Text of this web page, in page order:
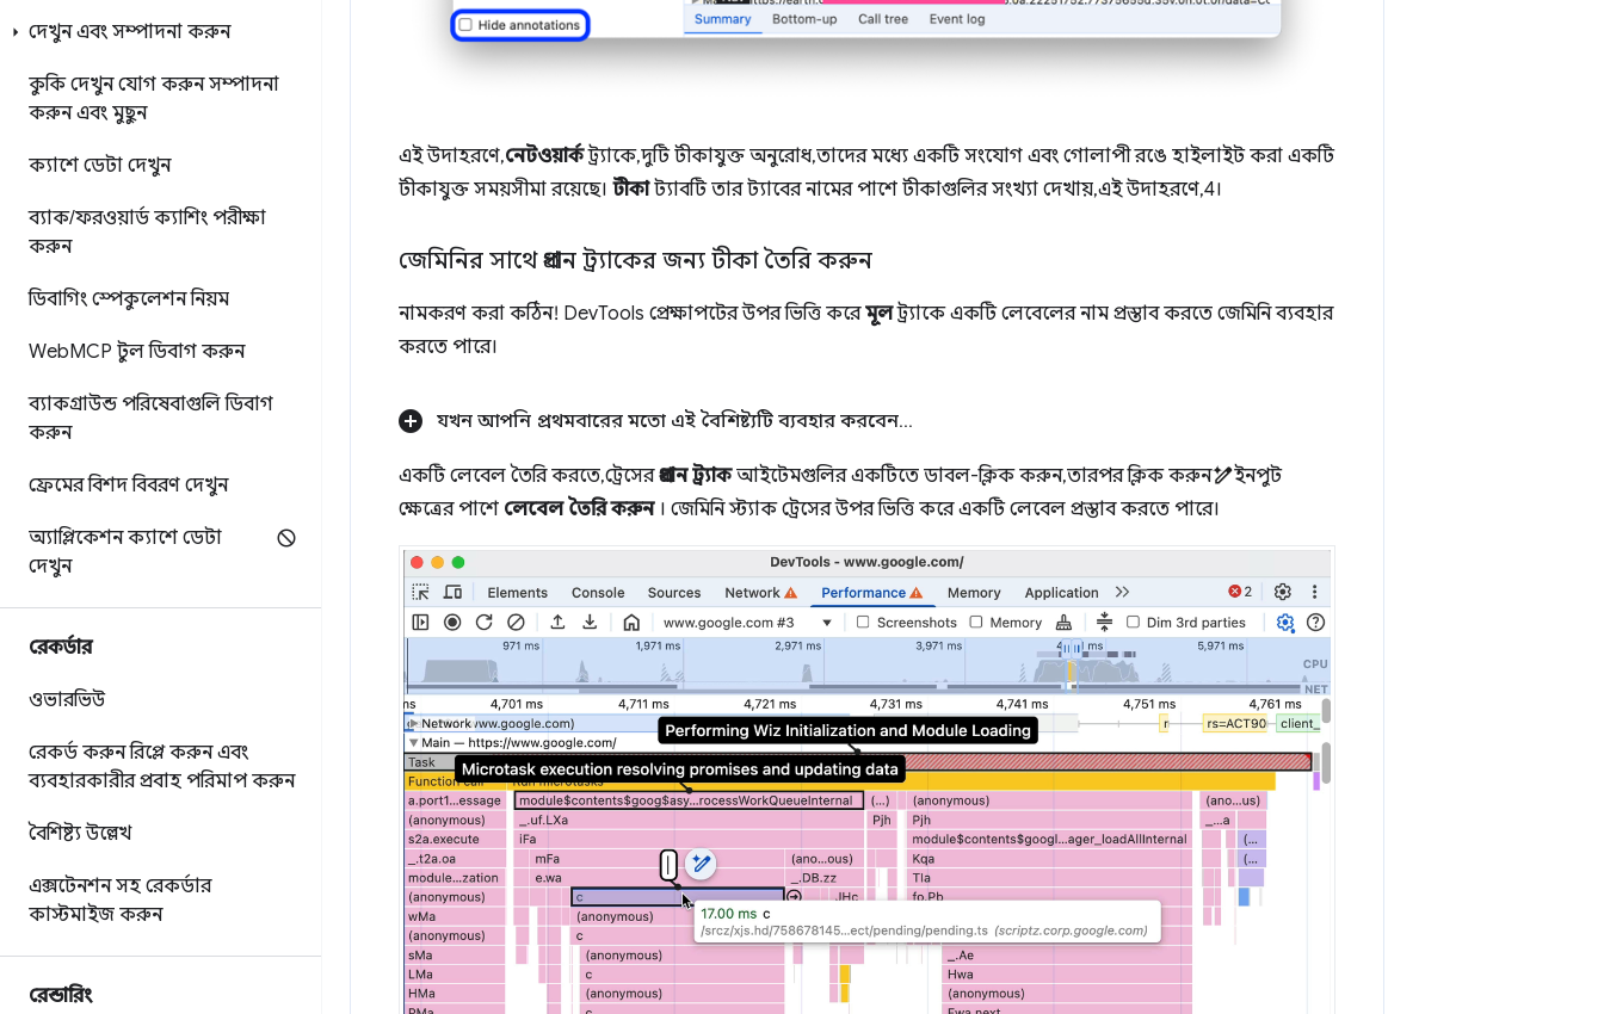
দেখুন এবং সম্পাদনা করুন
কুকি দেখুনযোগ করুনসম্পাদনা
করুন এবং মুছুন
ক্যাশে ডেটা দেখুন
ব্যাক/ফরওয়ার্ড ক্যাশিং পরীক্ষা
করুন
ডিবাগিং স্পেকুলেশন নিয়ম
WebMCP টুল ডিবাগ করুন
ব্যাকগ্রাউন্ড পরিষেবাগুলি ডিবাগ
করুন
ফ্রেমের বিশদ বিবরণ দেখুন
অ্যাপ্লিকেশন ক্যাশে ডেটা
দেখুন
রেকর্ডার
ওভারভিউ
রেকর্ড করুনরিপ্লে করুন এবং
ব্যবহারকারীর প্রবাহ পরিমাপ করুন
বৈশিষ্ট্য উল্লেখ
এক্সটেনশন সহ রেকর্ডার
কাস্টমাইজ করুন
রেন্ডারিং
এই উদাহরণে,নেটওয়ার্কট্র্যাকে, দুটি টীকাযুক্ত অনুরোধ, তাদের মধ্যে একটি সংযোগ এবং গোলাপী রঙে হাইলাইট করা একটি
টীকাযুক্ত সময়সীমা রয়েছে। টীকাট্যাবটি তার ট্যাবের নামের পাশে টীকাগুলির সংখ্যা দেখায়, এই উদাহরণে, 4।
জেমিনির সাথে প্রধান ট্র্যাকের জন্য টীকা তৈরি করুন
নামকরণ করা কঠিন! DevTools প্রেক্ষাপটের উপর ভিত্তি করেমূলট্র্যাকে একটি লেবেলের নাম প্রস্তাব করতে জেমিনি ব্যবহার
করতে পারে।
যখন আপনি প্রথমবারের মতো এই বৈশিষ্ট্যটি ব্যবহার করবেন...
একটি লেবেল তৈরি করতে, ট্রেসেরপ্রধান ট্র্যাকআইটেমগুলির একটিতে ডাবল-ক্লিক করুন, তারপর ক্লিক করুন
ইনপুট
ক্ষেত্রের পাশে লেবেল তৈরি করুন। জেমিনি স্ট্যাক ট্রেসের উপর ভিত্তি করে একটি লেবেল প্রস্তাব করতে পারে।